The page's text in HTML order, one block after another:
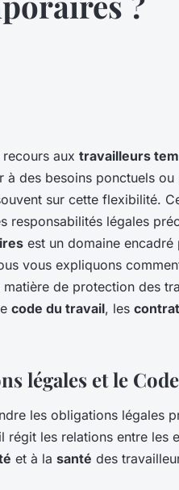
aux travailleurs
des besoins ponctuels
sur cette flexibilité.
responsabilités légales
est un domaine
vous expliquons
de protection des
code du travail, les
légales et le
les obligations légales
régit les relations entre les
et à la santé des